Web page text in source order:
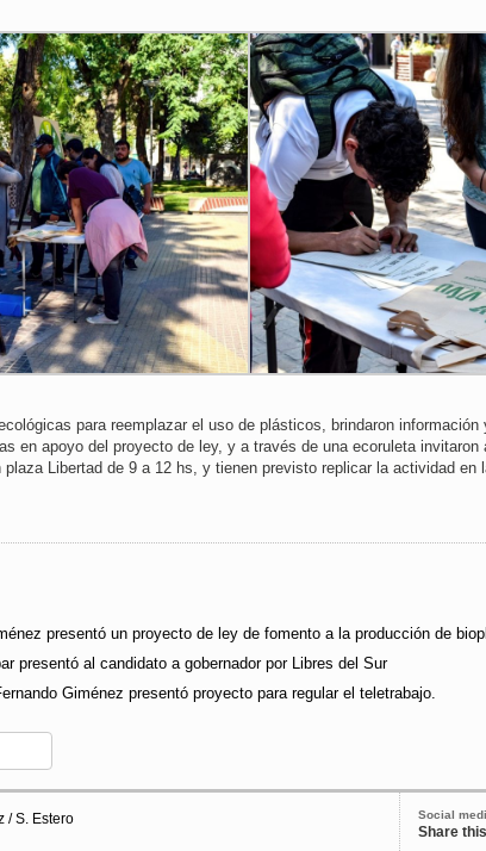
para reemplazar el uso de plásticos, brindaron
en apoyo del proyecto de ley, y a través de una ecoruleta
Libertad de 9 a 12 hs, y tienen previsto replicar la actividad en
presentó un proyecto de ley de fomento a la producción de
presentó al candidato a gobernador por Libres del Sur
Giménez presentó proyecto para regular el teletrabajo.
Social
Share
/ S. Estero